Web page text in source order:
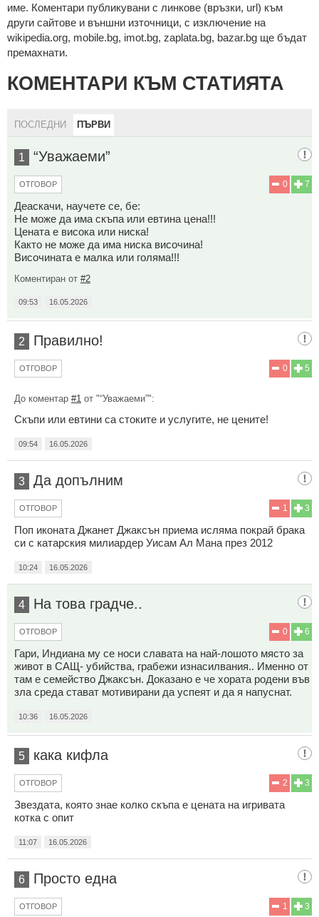
име. Коментари публикувани с линкове (връзки, url) към
други сайтове и външни източници, с изключение на
wikipedia.org, mobile.bg, imot.bg, zaplata.bg, bazar.bg ще бъдат
премахнати.
КОМЕНТАРИ КЪМ СТАТИЯТА
ПОСЛЕДНИ ПЪРВИ
1 “Уважаеми”
7
0
ОТГОВОР
Деаскачи, научете се, бе:
Не може да има скъпа или евтина цена!!!
Цената е висока или ниска!
Както не може да има ниска височина!
Височината е малка или голяма!!!
Коментиран от #2
09:53 16.05.2026
2 Правилно!
5
0
ОТГОВОР
До коментар #1 от "“Уважаеми”":
Скъпи или евтини са стоките и услугите, не цените!
09:54 16.05.2026
3 Да допълним
3
1
ОТГОВОР
Поп иконата Джанет Джаксън приема исляма покрай брака
си с катарския милиардер Уисам Ал Мана през 2012
10:24 16.05.2026
4 На това градче..
6
0
ОТГОВОР
Гари, Индиана му се носи славата на най-лошото място за
живот в САЩ- убийства, грабежи изнасилвания.. Именно от
там е семейство Джаксън. Доказано е че хората родени във
зла среда стават мотивирани да успеят и да я напуснат.
10:36 16.05.2026
5 кака кифла
3
2
ОТГОВОР
Звездата, която знае колко скъпа е цената на игривата
котка с опит
11:07 16.05.2026
6 Просто една
3
1
ОТГОВОР